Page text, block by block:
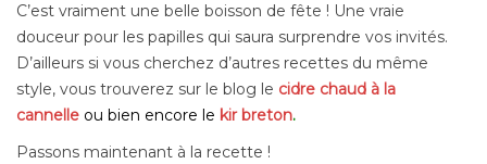
C’est vraiment une belle boisson de fête ! Une vraie
douceur pour les papilles qui saura surprendre vos invités.
D’ailleurs si vous cherchez d’autres recettes du même
style, vous trouverez sur le blog le cidre chaud à la
cannelle ou bien encore le kir breton.
Passons maintenant à la recette !